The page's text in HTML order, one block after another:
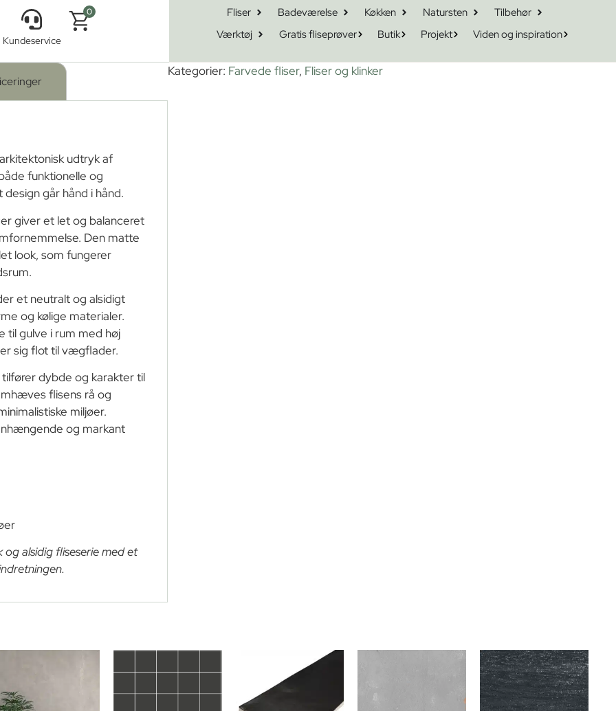
Kundeservice
0 Fliser Badeværelse Køkken Natursten
Tilbehør
Værktøj
Gratis fliseprøver Butik Projekt Viden og inspiration
14,6×14,6cm
udtryk af
funktionelle og
går hånd i hånd.
giver et let og balanceret
Den matte
look, som fungerer
et neutralt og alsidigt
og kølige materialer.
til gulve i rum med høj
sig flot til vægflader.
dybde og karakter til
flisens rå og
miljøer.
og markant
alsidig fliseserie med et
Kategorier: Farvede fliser, Fliser og klinker